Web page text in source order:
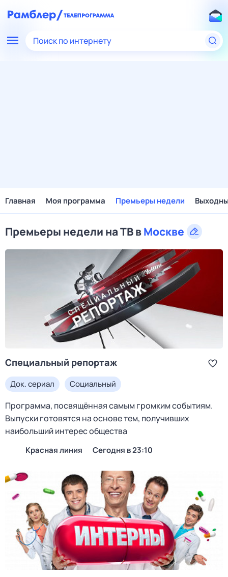
Поиск по интернету
Главная Моя программа Премьеры недели
Премьеры недели на ТВ вМоскве
Специальный репортаж
Док. сериал Социальный
Программа, посвящённая самым громким событиям.
Выпуски готовятся на основе тем, получивших
наибольший интерес общества
Красная линия Сегодня в 23:10